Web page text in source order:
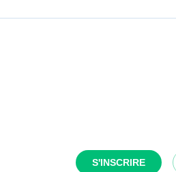
S'INSCRIRE